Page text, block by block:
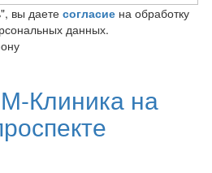
вы даете согласиена обработку
данных.
Клиника на